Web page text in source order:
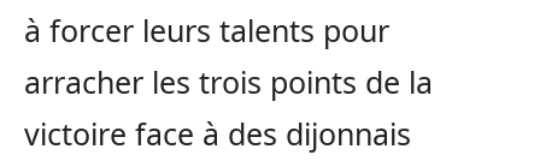
à forcer leurs talents pour
arracher les trois points de la
victoire face à des dijonnais